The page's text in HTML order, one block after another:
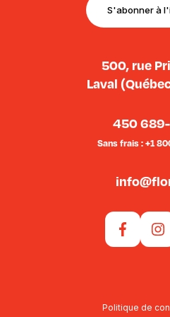
S'abonner à
500, rue
Laval
450
Sans frais : +1
Politique de